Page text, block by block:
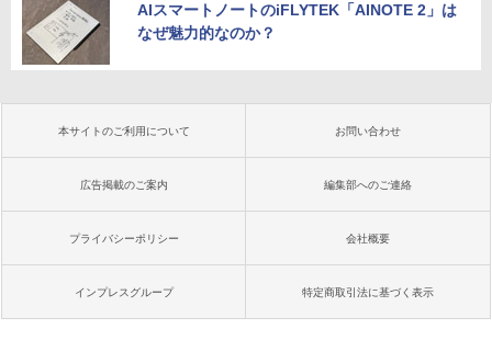
AIスマートノートのiFLYTEK「AINOTE 2」は
なぜ魅力的なのか？
本サイトのご利用について お問い合わせ
広告掲載のご案内 編集部へのご連絡
プライバシーポリシー 会社概要
インプレスグループ 特定商取引法に基づく表示